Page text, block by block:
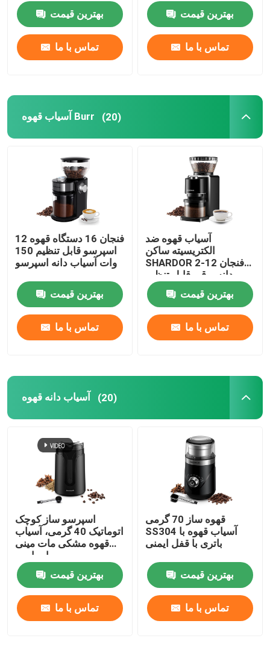
خانه
دربارهی ما
اطلاعات تماس
نمایش VR
آسیاب قهوه برقی
آسیاب قهوه Burr
آسیاب دانه قهوه
آسیاب قهوه سفارشی
بهترین قیمت
تماس با ما
بهترین قیمت
تماس با ما
آسیاب قهوه Burr (20)
12 فنجان 16 دستگاه قهوه
اسپرسو قابل تنظیم 150
وات آسیاب دانه اسپرسو
بهترین قیمت
تماس با ما
آسیاب قهوه ضد
الکتریسیته ساکن
SHARDOR 2-12 فنجان
دانه برقی قابل تنظیم
بهترین قیمت
تماس با ما
آسیاب دانه قهوه (20)
اسپرسو ساز کوچک
اتوماتیک 40 گرمی، آسیاب
قهوه مشکی مات مینی
اسپایس
بهترین قیمت
تماس با ما
قهوه ساز 70 گرمی
SS304 آسیاب قهوه با
باتری با قفل ایمنی
بهترین قیمت
تماس با ما